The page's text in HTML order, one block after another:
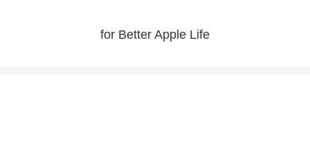
for Better Apple Life